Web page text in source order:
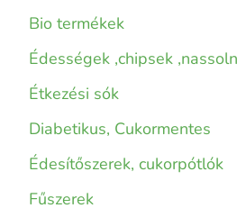
Bio termékek
Édességek ,chipsek
Étkezési sók
Diabetikus, Cukormentes
Édesítőszerek, cukorpótlók
Fűszerek